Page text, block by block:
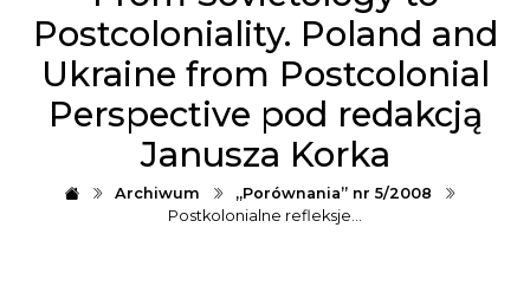
Postcoloniality. Poland and
Ukraine from Postcolonial
Perspective pod redakcją
Janusza Korka
Archiwum
„Porównania” nr 5/2008
Postkolonialne refleksje…